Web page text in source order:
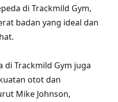
di Trackmild Gym,
badan yang ideal dan
di Trackmild Gym juga
otot dan
Mike Johnson,